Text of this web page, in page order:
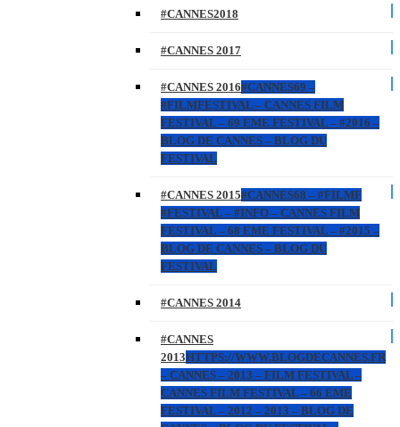
#CANNES2018
#CANNES 2017
#CANNES 2016#CANNES69 –
#FILMFESTIVAL – CANNES FILM
FESTIVAL – 69 EME FESTIVAL – #2016 –
BLOG DE CANNES – BLOG DU
FESTIVAL
#CANNES 2015#CANNES68 – #FILMF
#FESTIVAL – #INFO – CANNES FILM
FESTIVAL – 68 EME FESTIVAL – #2015 –
BLOG DE CANNES – BLOG DU
FESTIVAL
#CANNES 2014
#CANNES
2013HTTPS://WWW.BLOGDECANNES.FR
– CANNES – 2013 – FILM FESTIVAL –
CANNES FILM FESTIVAL – 66 EME
FESTIVAL – 2012 – 2013 – BLOG DE